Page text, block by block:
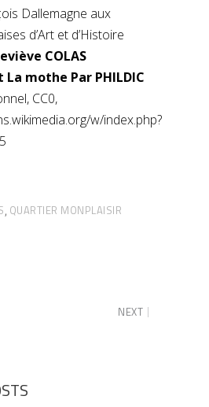
Dallemagne aux
d’Art et d’Histoire
COLAS
mothe Par PHILDIC
CC0,
w/index.php?
, QUARTIER MONPLAISIR
NEXT